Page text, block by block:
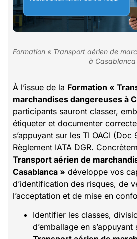
Formation « Transport aérien de
à Casablanca
À l’issue de la Formation «
marchandises dangereuses à
participants sauront classer,
étiqueter et documenter
s’appuyant sur les TI OACI
Règlement IATA DGR.
Transport aérien de
Casablanca » développe vos
d’identification des risques, de
l’acceptation et de mise en
Identifier les classes,
d’emballage en s’appuyant